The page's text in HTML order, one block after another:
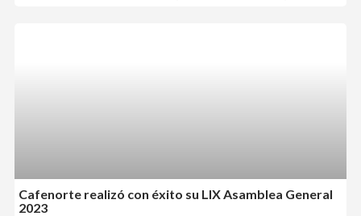
Cafenorte realizó con éxito su LIX Asamblea General
2023